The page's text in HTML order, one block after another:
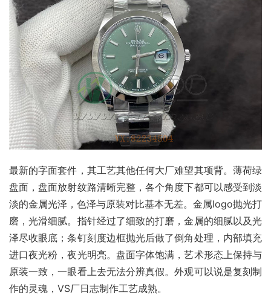
最新的字面套件，其工艺其他任何大厂难望其项背。薄荷绿
盘面，盘面放射纹路清晰完整，各个角度下都可以感受到淡
淡的金属光泽，色泽与原装对比基本无差。金属logo抛光打
磨，光滑细腻。指针经过了细致的打磨，金属的细腻以及光
泽尽收眼底；条钉刻度边框抛光后做了倒角处理，内部填充
进口夜光粉，夜光明亮。盘面字体饱满，艺术形态上保持与
原装一致，一眼看上去无法分辨真假。外观可以说是复刻制
作的灵魂，VS厂日志制作工艺成熟。